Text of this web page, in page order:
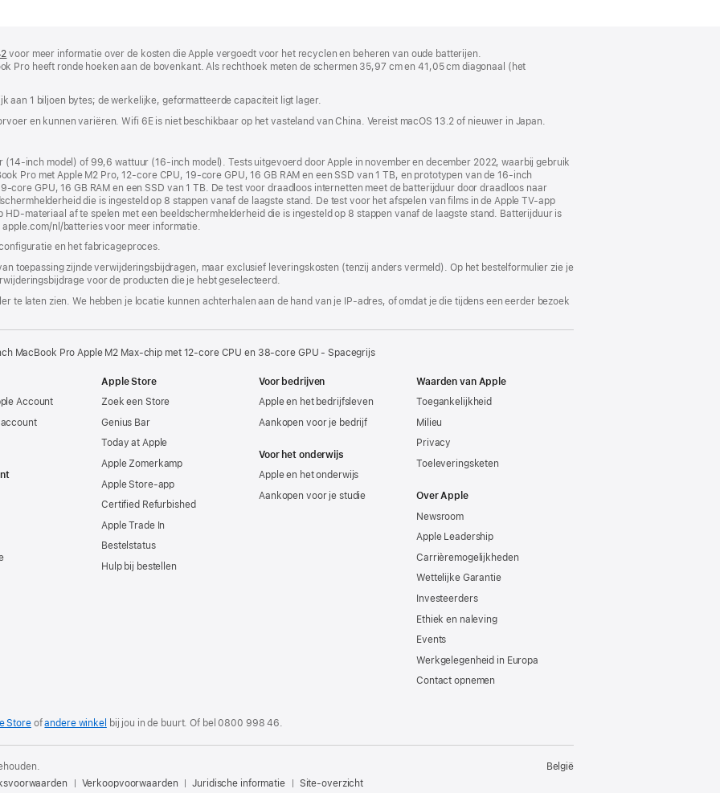
(wordt
in
geopend)
voor meer informatie over de kosten die Apple vergoedt voor het recyclen en beheren van oude batterijen.
Pro heeft ronde hoeken aan de bovenkant. Als rechthoek meten de schermen 35,97 cm en 41,05 cm diagonaal (het
aan 1 biljoen bytes; de werkelijke, geformatteerde capaciteit ligt lager.
en kunnen variëren. Wifi 6E is niet beschikbaar op het vasteland van China. Vereist macOS 13.2 of nieuwer in Japan.
model) of 99,6 wattuur (16‑inch model). Tests uitgevoerd door Apple in november en december 2022, waarbij gebruik
Pro met Apple M2 Pro, 12‑core CPU, 19‑core GPU, 16 GB RAM en een SSD van 1 TB, en prototypen van de 16‑inch
GPU, 16 GB RAM en een SSD van 1 TB. De test voor draadloos internetten meet de batterijduur door draadloos naar
die is ingesteld op 8 stappen vanaf de laagste stand. De test voor het afspelen van films in de Apple TV-app
materiaal af te spelen met een beeldscherm­helderheid die is ingesteld op 8 stappen vanaf de laagste stand. Batterijduur is
nl/batteries voor meer informatie.
en het fabricageproces.
toepassing zijnde verwijderingsbijdragen, maar exclusief leveringskosten (tenzij anders vermeld). Op het bestelformulier zie je
voor de producten die je hebt geselecteerd.
te laten zien. We hebben je locatie kunnen achterhalen aan de hand van je IP-adres, of omdat je die tijdens een eerder bezoek
MacBook Pro Apple M2 Max-chip met 12‑core CPU en 38‑core GPU - Spacegrijs
Account
Apple Store
Zoek een Store
Genius Bar
Today at Apple
Apple Zomerkamp
Apple Store-app
Certified Refurbished
Apple Trade In
Bestelstatus
Hulp bij bestellen
Voor bedrijven
Apple en het bedrijfsleven
Aankopen voor je bedrijf
Voor het onderwijs
Apple en het onderwijs
Aankopen voor je studie
Waarden van Apple
Toegankelijkheid
Milieu
Privacy
Toeleveringsketen
Over Apple
Newsroom
Apple Leadership
Carrièremogelijkheden
Wettelijke Garantie
Investeerders
Ethiek en naleving
Events
Werkgelegenheid in Europa
Contact opnemen
Storeofandere winkel bij jou in de buurt. Of bel0800 998 46.
Verkoopvoorwaarden Juridische informatie Site-overzicht
België